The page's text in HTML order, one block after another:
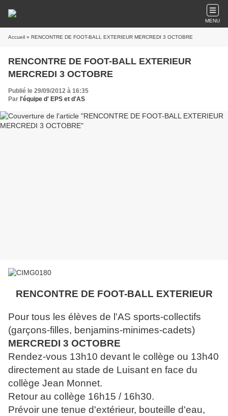
MENU
Accueil » RENCONTRE DE FOOT-BALL EXTERIEUR MERCREDI 3 OCTOBRE
RENCONTRE DE FOOT-BALL EXTERIEUR
MERCREDI 3 OCTOBRE
Publié le 29/09/2012 à 16:35
Par l'équipe d' EPS et d'AS
RENCONTRE DE FOOT-BALL EXTERIEUR
Pour tous les élèves de l'AS sports-collectifs
(garçons-filles, benjamins-minimes-cadets)
MERCREDI 3 OCTOBRE
Rendez-vous 13h10 devant le collège ou 13h40
directement au stade de Luisant en face du
collège Jean Monnet.
Retour au collège 16h15 / 16h30.
Prévoir une tenue d'extérieur, bouteille d'eau,